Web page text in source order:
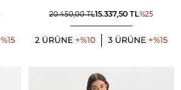
20.450,00TL15.337,50 TL%25